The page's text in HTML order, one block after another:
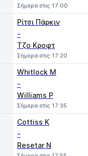
Σήμερα στις 17:00
Ρίτσι Πάρκιν
-
Τζο Κροφτ
Σήμερα στις 17:20
Whitlock M
-
Williams P
Σήμερα στις 17:35
Cottiss K
-
Resetar N